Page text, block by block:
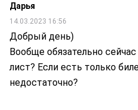
Дарья
14.03.2023 16:56
Добрый день)
Вообще обязательно
лист? Если есть только
недостаточно?